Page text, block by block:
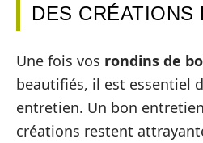
DES CRÉATIONS
Une fois vos rondins de
beautifiés, il est essentiel
entretien. Un bon
créations restent